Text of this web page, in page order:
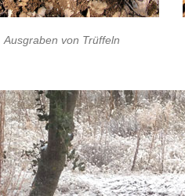
Ausgraben von Trüffeln